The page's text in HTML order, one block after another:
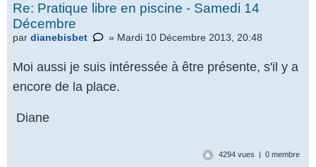
Re: Pratique libre en piscine - Samedi 14
Décembre
par dianebisbet » Mardi 10 Décembre 2013, 20:48
Moi aussi je suis intéressée à être présente, s'il y a
encore de la place.
Diane
4294 vues | 0 membre